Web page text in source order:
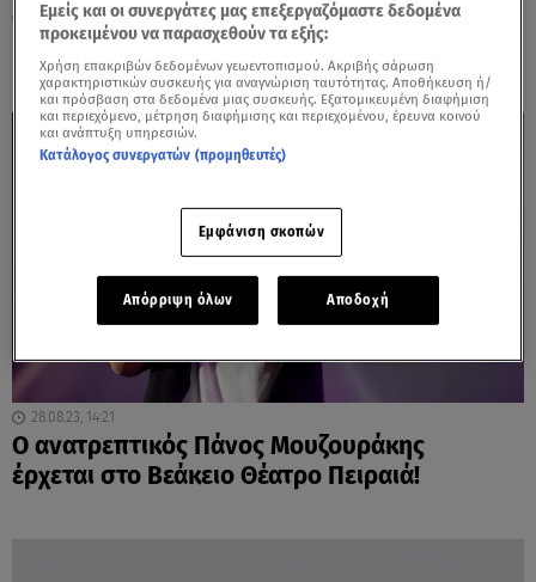
Ο Πάνος Κιάμος έρχεται στο Βεάκειο για
μία εκρηκτική βραδιά
28.08.23, 14:21
O ανατρεπτικός Πάνος Μουζουράκης
έρχεται στο Βεάκειο Θέατρο Πειραιά!
Εμείς και οι συνεργάτες μας επεξεργαζόμαστε δεδομένα
προκειμένου να παρασχεθούν τα εξής:
Χρήση επακριβών δεδομένων γεωεντοπισμού. Ακριβής σάρωση
χαρακτηριστικών συσκευής για αναγνώριση ταυτότητας. Αποθήκευση ή/
και πρόσβαση στα δεδομένα μιας συσκευής. Εξατομικευμένη διαφήμιση
και περιεχόμενο, μέτρηση διαφήμισης και περιεχομένου, έρευνα κοινού
και ανάπτυξη υπηρεσιών.
Κατάλογος συνεργατών (προμηθευτές)
Εμφάνιση σκοπών
Απόρριψη όλων Αποδοχή